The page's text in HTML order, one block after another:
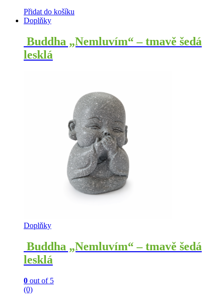
Přidat do košíku
Doplňky
Buddha „Nemluvím“ – tmavě šedá
lesklá
Doplňky
Buddha „Nemluvím“ – tmavě šedá
lesklá
0 out of 5
(0)